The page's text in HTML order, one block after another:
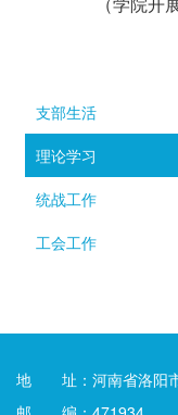
支部生活
理论学习
统战工作
工会工作
地 址：河南省洛阳